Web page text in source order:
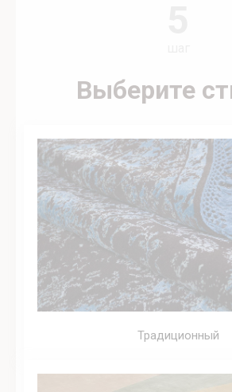
Выберите
Традиционный